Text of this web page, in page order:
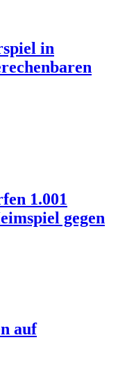
in
1.001
gegen
auf